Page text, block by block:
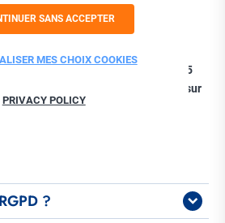
dans l’application du Règlement
des Données applicable depuis 25
disposition un dossier complet sur
clés à connaître.
?
SANS ACCEPTER
MES CHOIX COOKIES
PRIVACY POLICY